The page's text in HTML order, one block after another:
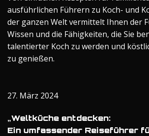
ausführlichen Führern zu Koch- und
der ganzen Welt vermittelt Ihnen der
Wissen und die Fähigkeiten, die Sie
talentierter Koch zu werden und
zu genießen.
27. März 2024
„Weltküche entdecken:
Ein umfassender Reiseführer